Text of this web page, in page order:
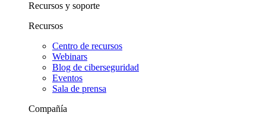
Recursos y soporte
Recursos
Centro de recursos
Webinars
Blog de ciberseguridad
Eventos
Sala de prensa
Compañía